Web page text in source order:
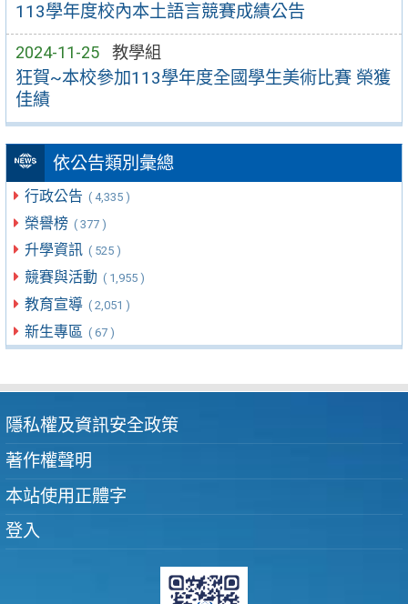
113學年度校內本土語言競賽成績公告
2024-11-25 教學組
狂賀~本校參加113學年度全國學生美術比賽 榮獲
佳績
依公告類別彙總
行政公告 ( 4,335 )
榮譽榜 ( 377 )
升學資訊 ( 525 )
競賽與活動 ( 1,955 )
教育宣導 ( 2,051 )
新生專區 ( 67 )
隱私權及資訊安全政策
著作權聲明
本站使用正體字
登入